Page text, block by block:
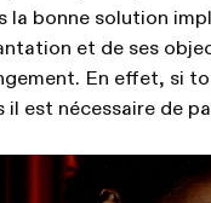
la bonne solution
et de ses
En effet, si
est nécessaire de